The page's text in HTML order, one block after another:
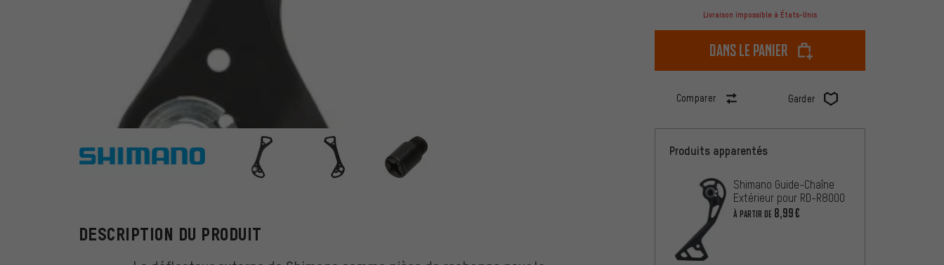
Livraison impossible à États-Unis
dans le panier
Comparer Garder
Shimano
DESCRIPTION DU PRODUIT
Produits apparentés
Shimano Guide-Chaîne
Extérieur pour RD-R8000
À PARTIR DE 8,99€